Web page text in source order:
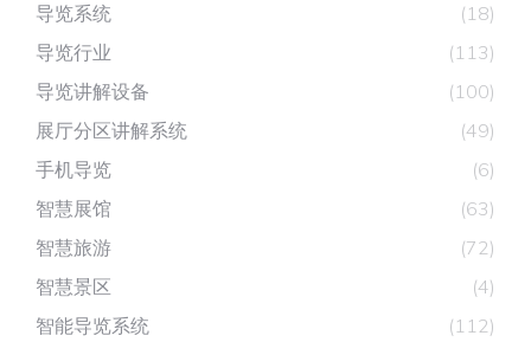
导览系统
(18)
导览行业
(113)
导览讲解设备
(100)
展厅分区讲解系统
(49)
手机导览
(6)
智慧展馆
(63)
智慧旅游
(72)
智慧景区
(4)
智能导览系统
(112)